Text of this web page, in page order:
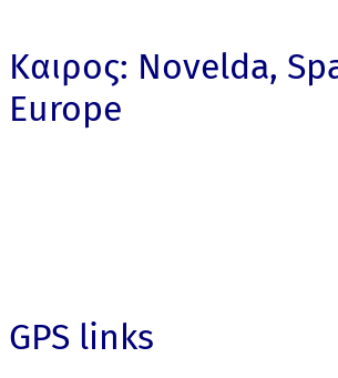
Καιρος: Novelda,
Europe
GPS links